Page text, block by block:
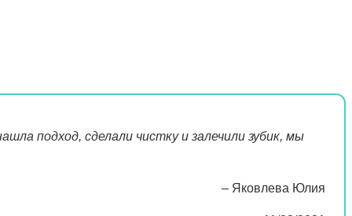
подход, сделали чистку и залечили зубик, мы
– Яковлева Юлия